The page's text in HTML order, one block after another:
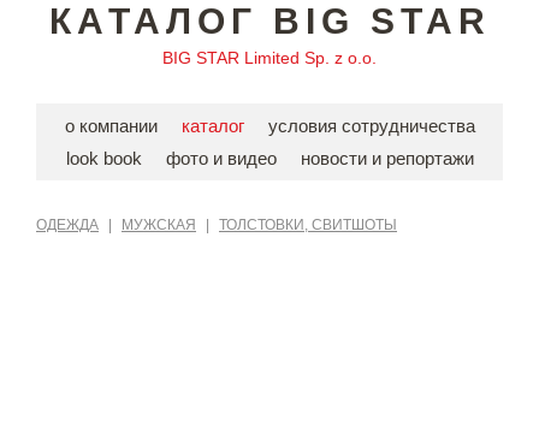
КАТАЛОГ BIG STAR
BIG STAR Limited Sp. z o.o.
о компании каталог
условия сотрудничества
look book
фото и видео новости и репортажи
ОДЕЖДА МУЖСКАЯ ТОЛСТОВКИ, СВИТШОТЫ